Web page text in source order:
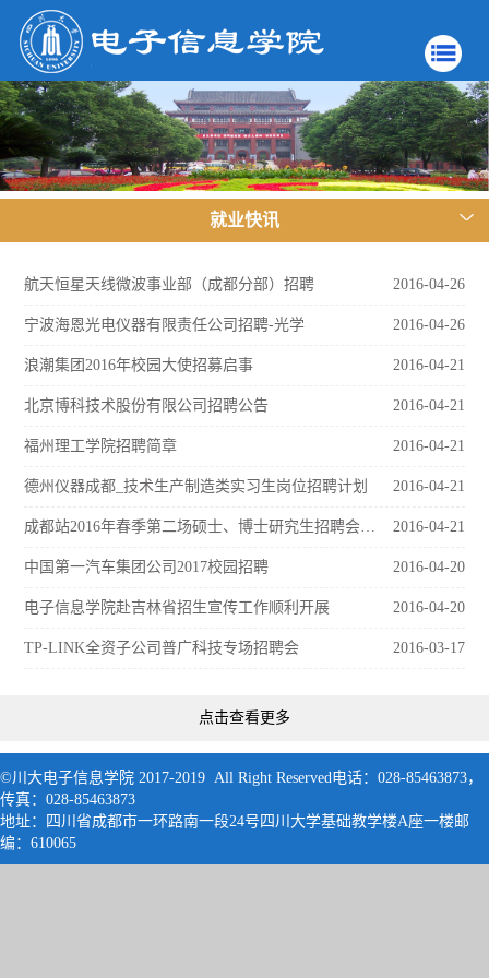
就业快讯
2016-04-26
航天恒星天线微波事业部（成都分部）招聘
2016-04-26
宁波海恩光电仪器有限责任公司招聘-光学
2016-04-21
浪潮集团2016年校园大使招募启事
2016-04-21
北京博科技术股份有限公司招聘公告
2016-04-21
福州理工学院招聘简章
2016-04-21
德州仪器成都_技术生产制造类实习生岗位招聘计划
2016-04-21
2016-04-20
中国第一汽车集团公司2017校园招聘
2016-04-20
电子信息学院赴吉林省招生宣传工作顺利开展
2016-03-17
TP-LINK全资子公司普广科技专场招聘会
点击查看更多
©川大电子信息学院 2017-2019 All Right Reserved电话：028-85463873，
传真：028-85463873
地址：四川省成都市一环路南一段24号四川大学基础教学楼A座一楼邮
编：610065